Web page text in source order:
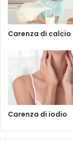
Carenza di calcio
Carenza di iodio